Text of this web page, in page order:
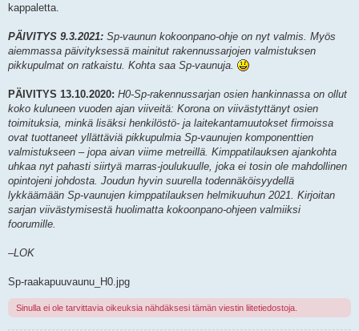
kappaletta.
PÄIVITYS 9.3.2021: Sp-vaunun kokoonpano-ohje on nyt valmis. Myös
aiemmassa päivityksessä mainitut rakennussarjojen valmistuksen
pikkupulmat on ratkaistu. Kohta saa Sp-vaunuja.
PÄIVITYS 13.10.2020: H0-Sp-rakennussarjan osien hankinnassa on ollut
koko kuluneen vuoden ajan viiveitä: Korona on viivästyttänyt osien
toimituksia, minkä lisäksi henkilöstö- ja laitekantamuutokset firmoissa
ovat tuottaneet yllättäviä pikkupulmia Sp-vaunujen komponenttien
valmistukseen – jopa aivan viime metreillä. Kimppatilauksen ajankohta
uhkaa nyt pahasti siirtyä marras-joulukuulle, joka ei tosin ole mahdollinen
opintojeni johdosta. Joudun hyvin suurella todennäköisyydellä
lykkäämään Sp-vaunujen kimppatilauksen helmikuuhun 2021. Kirjoitan
sarjan viivästymisestä huolimatta kokoonpano-ohjeen valmiiksi
foorumille.
–LOK
Sp-raakapuuvaunu_H0.jpg
Sinulla ei ole tarvittavia oikeuksia nähdäksesi tämän viestin liitetiedostoja.